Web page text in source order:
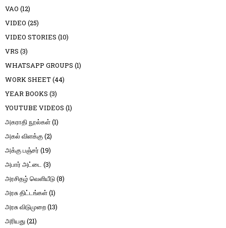
VAO (12)
VIDEO (25)
VIDEO STORIES (10)
VRS (3)
WHATSAPP GROUPS (1)
WORK SHEET(44)
YEAR BOOKS (3)
YOUTUBE VIDEOS (1)
அகராதி நூல்கள்(1)
அகல் விளக்கு(2)
அக்கு பஞ்சர் (19)
அபார் அட்டை (3)
அரசிதழ் வெளியீடு(8)
அரசு திட்டங்கள்(1)
அரசு விடுமுறை(13)
அரியது(21)